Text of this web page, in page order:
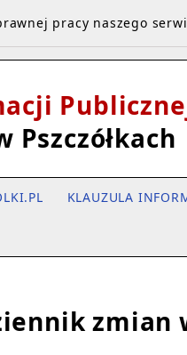
Pszczółkach
KLAUZULA
zmian
pracy naszego